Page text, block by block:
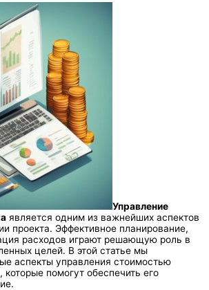
Управление
является одним из важнейших аспектов
проекта. Эффективное планирование,
расходов играют решающую роль в
целей. В этой статье мы
аспекты управления стоимостью
которые помогут обеспечить его